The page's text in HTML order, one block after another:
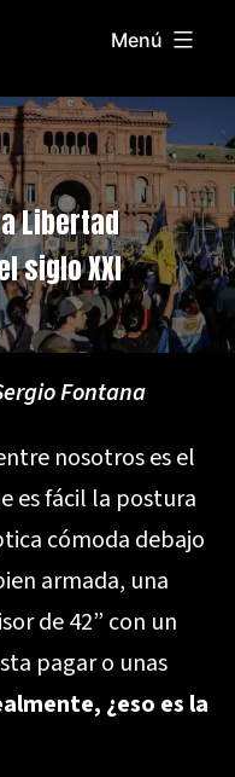
Menú
Libertad
siglo XXI
Fontana
nosotros es el
es fácil la postura
cómoda debajo
armada, una
de 42” con un
pagar o unas
¿eso es la